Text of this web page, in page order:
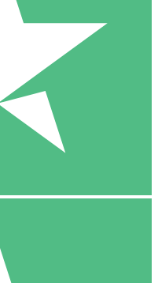
Credits. Keine
erforderlich.
00